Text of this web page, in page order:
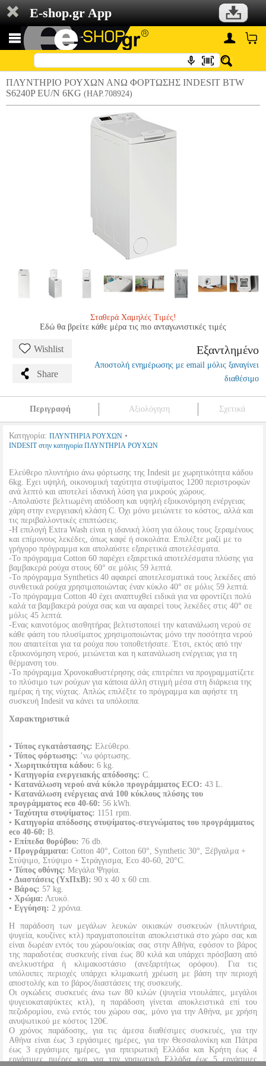
E-shop.gr App
ΠΛΥΝΤΗΡΙΟ ΡΟΥΧΩΝ ΑΝΩ ΦΟΡΤΩΣΗΣ INDESIT BTW
S6240P EU/N 6KG (HAP.708924)
Σταθερά Χαμηλές Τιμές!
Εδώ θα βρείτε κάθε μέρα τις πιο ανταγωνιστικές τιμές
Wishlist
Share
Εξαντλημένο
Αποστολή ενημέρωσης με email μόλις ξαναγίνει
διαθέσιμο
Περιγραφή Αξιολόγηση Σχετικά
Κατηγορία: ΠΛΥΝΤΗΡΙΑ ΡΟΥΧΩΝ •
INDESIT στην κατηγορία ΠΛΥΝΤΗΡΙΑ ΡΟΥΧΩΝ
Ελεύθερο πλυντήριο άνω φόρτωσης της Indesit με χωρητικότητα κάδου
6kg. Εχει υψηλή, οικονομική ταχύτητα στυψίματος 1200 περιστροφών
ανά λεπτό και αποτελεί ιδανική λύση για μικρούς χώρους.
-Απολαύστε βελτιωμένη απόδοση και υψηλή εξοικονόμηση ενέργειας
χάρη στην ενεργειακή κλάση C. Όχι μόνο μειώνετε το κόστος, αλλά και
τις περιβαλλοντικές επιπτώσεις.
-Η επιλογή Extra Wash είναι η ιδανική λύση για όλους τους ξεραμένους
και επίμονους λεκέδες, όπως καφέ ή σοκολάτα. Επιλέξτε μαζί με το
γρήγορο πρόγραμμα και απολαύστε εξαιρετικά αποτελέσματα.
-Το πρόγραμμα Cotton 60 παρέχει εξαιρετικά αποτελέσματα πλύσης για
βαμβακερά ρούχα στους 60° σε μόλις 59 λεπτά.
-Το πρόγραμμα Synthetics 40 αφαιρεί αποτελεσματικά τους λεκέδες από
συνθετικά ρούχα χρησιμοποιώντας έναν κύκλο 40° σε μόλις 59 λεπτά.
-Το πρόγραμμα Cotton 40 έχει αναπτυχθεί ειδικά για να φροντίζει πολύ
καλά τα βαμβακερά ρούχα σας και να αφαιρεί τους λεκέδες στις 40° σε
μόλις 45 λεπτά.
-Ενας καινοτόμος αισθητήρας βελτιστοποιεί την κατανάλωση νερού σε
κάθε φάση του πλυσίματος χρησιμοποιώντας μόνο την ποσότητα νερού
που απαιτείται για τα ρούχα που τοποθετήσατε. Έτσι, εκτός από την
εξοικονόμηση νερού, μειώνεται και η κατανάλωση ενέργειας για τη
θέρμανση του.
-Το πρόγραμμα Χρονοκαθυστέρησης σάς επιτρέπει να προγραμματίζετε
το πλύσιμο των ρούχων για κάποια άλλη στιγμή μέσα στη διάρκεια της
ημέρας ή της νύχτας. Απλώς επιλέξτε το πρόγραμμα και αφήστε τη
συσκευή Indesit να κάνει τα υπόλοιπα.
Χαρακτηριστικά
• Τύπος εγκατάστασης: Ελεύθερο.
• Τύπος φόρτωσης: ’νω φόρτωσης.
• Χωρητικότητα κάδου: 6 kg.
• Κατηγορία ενεργειακής απόδοσης: C.
• Κατανάλωση νερού ανά κύκλο προγράμματος ECO: 43 L.
• Κατανάλωση ενέργειας ανά 100 κύκλους πλύσης του
προγράμματος eco 40-60: 56 kWh.
• Ταχύτητα στυψίματος: 1151 rpm.
• Κατηγορία απόδοσης στυψίματος-στεγνώματος του προγράμματος
eco 40-60: B.
• Επίπεδα θορύβου: 76 db.
• Προγράμματα: Cotton 40°, Cotton 60°, Synthetic 30°, Ξέβγαλμα +
Στύψιμο, Στύψιμο + Στράγγισμα, Eco 40-60, 20°C.
• Τύπος οθόνης: Μεγάλα Ψηφία.
• Διαστάσεις (ΥxΠxΒ): 90 x 40 x 60 cm.
• Βάρος: 57 kg.
• Χρώμα: Λευκό.
• Εγγύηση: 2 χρόνια.
Η παράδοση των μεγάλων λευκών οικιακών συσκευών (πλυντήρια,
ψυγεία, κουζίνες κτλ) πραγματοποιείται αποκλειστικά στο χώρο σας και
είναι δωρέαν εντός του χώρου/οικίας σας στην Αθήνα, εφόσον το βάρος
της παραδοτέας συσκευής είναι έως 80 κιλά και υπάρχει πρόσβαση από
ανελκυστήρα ή κλιμακοστάσιο (ανεξαρτήτως ορόφου). Για τις
υπόλοιπες περιοχές υπάρχει κλιμακωτή χρέωση με βάση την περιοχή
αποστολής και το βάρος/διαστάσεις της συσκευής.
Οι ογκώδεις συσκευές άνω των 80 κιλών (ψυγεία ντουλάπες, μεγάλοι
ψυγειοκαταψύκτες κτλ), η παράδοση γίνεται αποκλειστικά επί του
πεζοδρομίου, ενώ εντός του χώρου σας, μόνο για την Αθήνα, με χρήση
ανυψωτικού με κόστος 120€.
Ο χρόνος παράδοσης, για τις άμεσα διαθέσιμες συσκευές, για την
Αθήνα είναι έως 3 εργάσιμες ημέρες, για την Θεσσαλονίκη και Πάτρα
έως 3 εργάσιμες ημέρες, για ηπειρωτική Ελλάδα και Κρήτη έως 4
εργάσιμες ημέρες και για την νησιωτική Ελλάδα έως 5 εργάσιμες